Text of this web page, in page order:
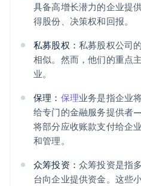
具备高增长潜力的企业提
得股份、决策权和回报。
私募股权： 私募股权公司
相似。然而，他们的重点
业。
保理： 保理业务是指企业
给专门的金融服务提供者
将部分应收账款支付给企
和管理。
众筹投资： 众筹投资是指
台向企业提供资金。这些